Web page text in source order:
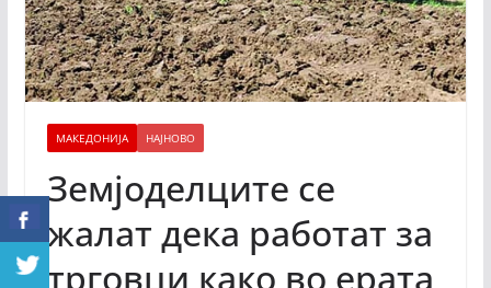
МАКЕДОНИЈА НАЈНОВО
Земјоделците се
жалат дека работат за
трговци како во ерата